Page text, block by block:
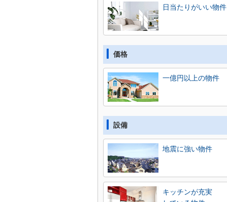
日当たりがいい物件
価格
一億円以上の物件
設備
地震に強い物件
キッチンが充実